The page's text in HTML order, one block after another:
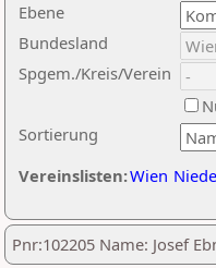
Ebene
Sortierung
Bundesland
Spgem./Kreis/Verein
Vereinslisten:Wien
Pnr:102205 Name: Josef